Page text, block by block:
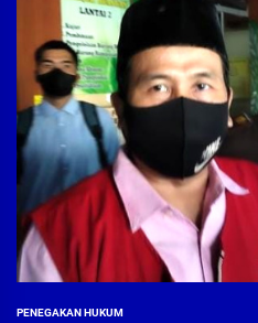
PENEGAKAN HUKUM